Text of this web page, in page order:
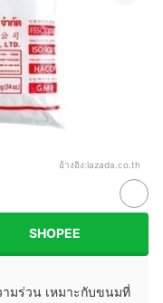
อ้างอิง:lazada.co.th
SHOPEE
มร่วน เหมาะกับขนมที่